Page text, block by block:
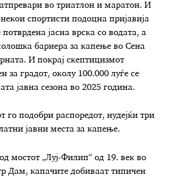
во триатлон и маратон. И
спортисти подоцна пријавија
јасна врска со водата, а
бариера за капење во Сена
И покрај скептицизмот
за градот, околу 100.000 луѓе се
јавна сезона во 2025 година.
го подобри распоредот, нудејќи три
јавни места за капење.
мостот „Луј-Филип“ од 19. век во
Дам, капачите добиваат типичен